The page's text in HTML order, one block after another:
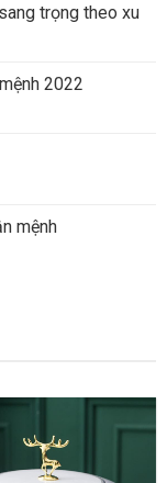
trọng theo xu
2022
mệnh